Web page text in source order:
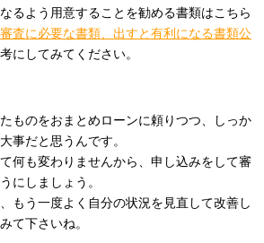
るよう用意することを勧める書類はこちら
査に必要な書類、出すと有利になる書類公
にしてみてください。
ものをおまとめローンに頼りつつ、しっか
事だと思うんです。
何も変わりませんから、申し込みをして審
にしましょう。
もう一度よく自分の状況を見直して改善し
て下さいね。